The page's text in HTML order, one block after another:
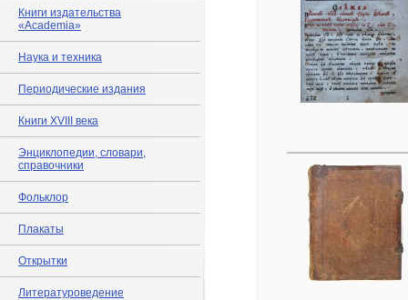
Книги издательства
«Academia»
Наука и техника
Периодические издания
Книги XVIII века
Энциклопедии, словари,
справочники
Фольклор
Плакаты
Открытки
Литературоведение